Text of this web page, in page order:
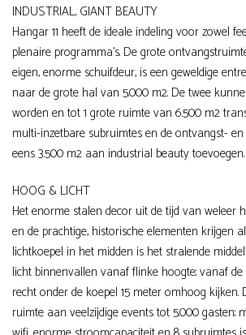
INDUSTRIAL, GIANT BEAUTY
Hangar 11 heeft de ideale indeling voor zowel
plenaire programma’s. De grote
eigen, enorme schuifdeur, is een geweldige
naar de grote hal van 5.000 m2. De twee
worden en tot 1 grote ruimte van 6.500 m2
multi-inzetbare subruimtes en de ontvangst-
eens 3.500 m2 aan industrial beauty toevoegen.
HOOG & LICHT
Het enorme stalen decor uit de tijd van weleer
en de prachtige, historische elementen krijgen
lichtkoepel in het midden is het stralende
licht binnenvallen vanaf flinke hoogte; vanaf
recht onder de koepel 15 meter omhoog kijken.
ruimte aan veelzijdige events tot 5.000 gasten;